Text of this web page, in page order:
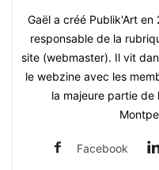
Gaël a créé Publik'Art
responsable de la
site (webmaster). Il vit
le webzine avec les
la majeure partie de
Facebook